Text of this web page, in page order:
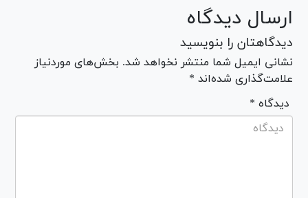
ارسال دیدگاه
دیدگاهتان را بنویسید
نشانی ایمیل شما منتشر نخواهد شد. بخش‌های موردنیاز
علامت‌گذاری شده‌اند *
* دیدگاه